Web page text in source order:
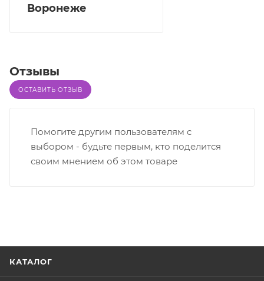
Воронеже
Отзывы
ОСТАВИТЬ ОТЗЫВ
Помогите другим пользователям с
выбором - будьте первым, кто поделится
своим мнением об этом товаре
КАТАЛОГ